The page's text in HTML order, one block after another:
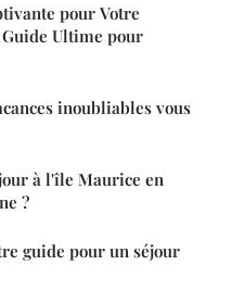
pour Votre
Guide Ultime pour
inoubliables vous
à l'île Maurice en
?
guide pour un séjour